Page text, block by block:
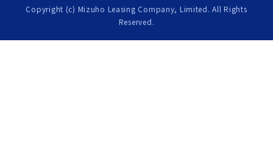
Copyright (c) Mizuho Leasing Company, Limited. All Rights
Reserved.